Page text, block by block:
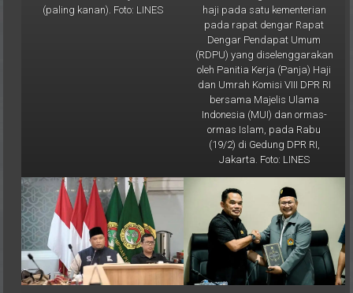
pada rapat dengar Rapat
Dengar Pendapat Umum
(RDPU) yang diselenggarakan
oleh Panitia Kerja (Panja) Haji
dan Umrah Komisi VIII DPR RI
bersama Majelis Ulama
Indonesia (MUI) dan ormas-
ormas Islam, pada Rabu
(19/2) di Gedung DPR RI,
Jakarta. Foto: LINES
Ketua DPP LDII Rulli
Ketua DPRD Kaltim